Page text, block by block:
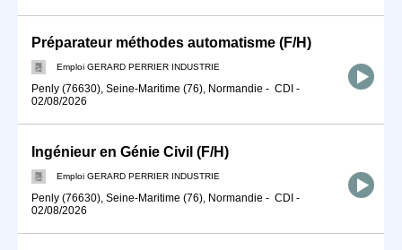
Préparateur méthodes automatisme (F/H)
Emploi GERARD PERRIER INDUSTRIE
Penly (76630), Seine-Maritime (76), Normandie - CDI -
02/08/2026
Ingénieur en Génie Civil (F/H)
Emploi GERARD PERRIER INDUSTRIE
Penly (76630), Seine-Maritime (76), Normandie - CDI -
02/08/2026